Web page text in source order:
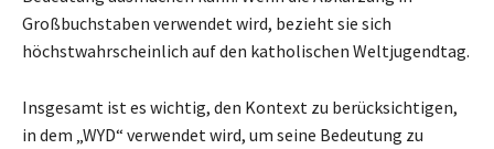
Großbuchstaben verwendet wird, bezieht sie sich
höchstwahrscheinlich auf den katholischen Weltjugendtag.
Insgesamt ist es wichtig, den Kontext zu berücksichtigen,
in dem „WYD“ verwendet wird, um seine Bedeutung zu